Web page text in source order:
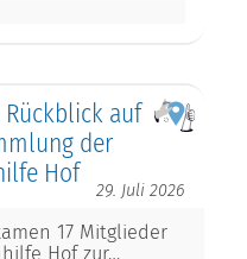
Rückblick auf
der
Hof
29. Juli 2026
17 Mitglieder
Hof zur…